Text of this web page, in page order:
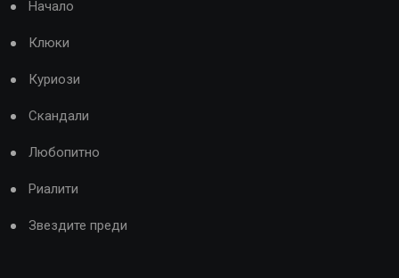
Начало
Клюки
Куриози
Скандали
Любопитно
Риалити
Звездите преди